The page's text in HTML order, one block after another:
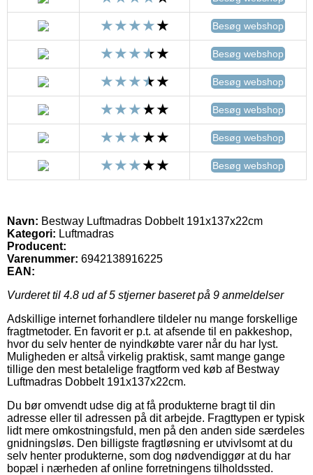
Besøg webshop
Besøg webshop
Besøg webshop
Besøg webshop
Besøg webshop
Besøg webshop
Navn: Bestway Luftmadras Dobbelt 191x137x22cm
Kategori: Luftmadras
Producent:
Varenummer: 6942138916225
EAN:
Vurderet til 4.8 ud af 5 stjerner baseret på 9 anmeldelser
Adskillige internet forhandlere tildeler nu mange forskellige
fragtmetoder. En favorit er p.t. at afsende til en pakkeshop,
hvor du selv henter de nyindkøbte varer når du har lyst.
Muligheden er altså virkelig praktisk, samt mange gange
tillige den mest betalelige fragtform ved køb af Bestway
Luftmadras Dobbelt 191x137x22cm.
Du bør omvendt udse dig at få produkterne bragt til din
adresse eller til adressen på dit arbejde. Fragttypen er typisk
lidt mere omkostningsfuld, men på den anden side særdeles
gnidningsløs. Den billigste fragtløsning er utvivlsomt at du
selv henter produkterne, som dog nødvendiggør at du har
bopæl i nærheden af online forretningens tilholdssted.